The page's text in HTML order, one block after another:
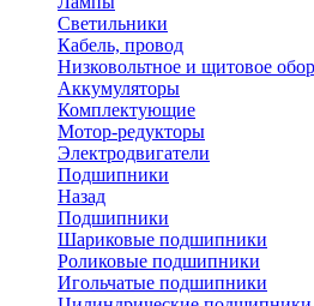
Светильники
Кабель, провод
Низковольтное и щитовое
Аккумуляторы
Комплектующие
Мотор-редукторы
Электродвигатели
Подшипники
Назад
Подшипники
Шариковые подшипники
Роликовые подшипники
Игольчатые подшипники